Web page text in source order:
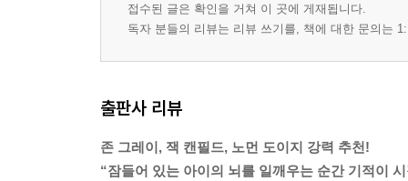
접수된 글은 확인을 거쳐 이 곳에 게재됩니다.
독자 분들의 리뷰는 리뷰 쓰기를, 책에 대한 문의는
출판사 리뷰
존 그레이, 잭 캔필드, 노먼 도이지 강력 추천!
“잠들어 있는 아이의 뇌를 일깨우는 순간 기적이